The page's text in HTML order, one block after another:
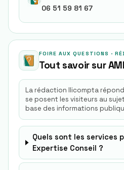
06 51 59 81 67
FOIRE AUX QUESTIONS ·
Tout savoir sur
La rédaction Ilicompta
se posent les visiteurs au
base des informations
Quels sont les services
Expertise Conseil ?